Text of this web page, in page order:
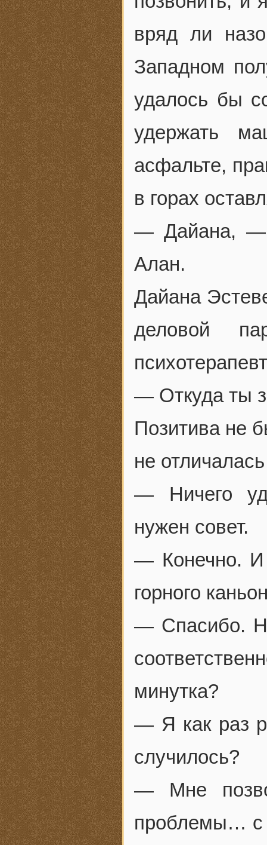
вряд ли
Западном
удалось бы
удержать
асфальте,
в горах
— Дайана, —
Алан.
Дайана
деловой
— Откуда ты
Позитива не
не
— Ничего
нужен совет.
— Конечно. И
горного
— Спасибо.
минутка?
— Я как раз
случилось?
— Мне
проблемы… с